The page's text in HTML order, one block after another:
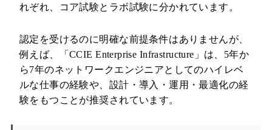
れぞれ、コア試験とラボ試験に分かれています。
認定を受けるのに明確な前提条件はありませんが、
例えば、「CCIE Enterprise Infrastructure」は、5年か
ら7年のネットワークエンジニアとしてのハイレベ
ルな仕事の経験や、設計・導入・運用・最適化の経
験をもつことが推奨されています。